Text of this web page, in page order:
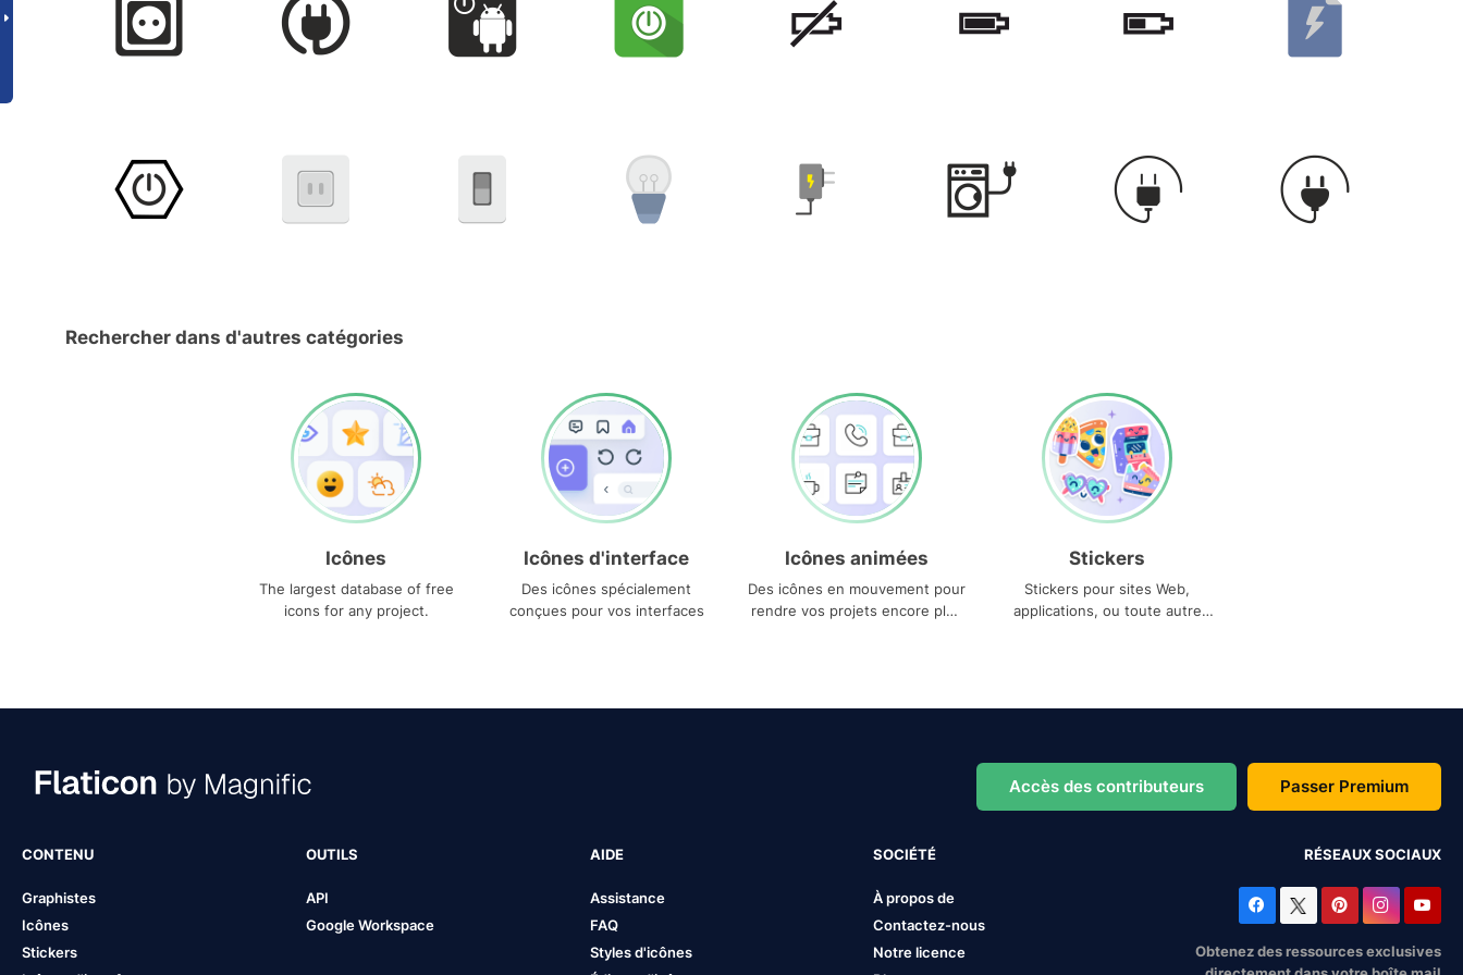
Rechercher dans d'autres catégories
Icônes
The largest database of free
icons for any project.
Icônes d'interface
Des icônes spécialement
conçues pour vos interfaces
Icônes animées
Des icônes en mouvement pour
rendre vos projets encore plus
Stickers
Stickers pour sites Web,
applications, ou toute autre
Accès des contributeurs Passer Premium
CONTENU
Graphistes
Icônes
Stickers
OUTILS
API
Google Workspace
AIDE
Assistance
FAQ
Styles d'icônes
SOCIÉTÉ
À propos de
Contactez-nous
Notre licence
RÉSEAUX SOCIAUX
Obtenez des ressources exclusives